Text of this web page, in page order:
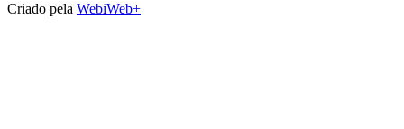
Criado pela WebiWeb+